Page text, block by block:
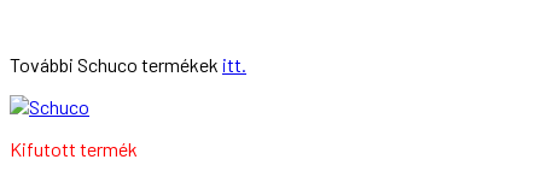
További Schuco termékek itt.
Kifutott termék